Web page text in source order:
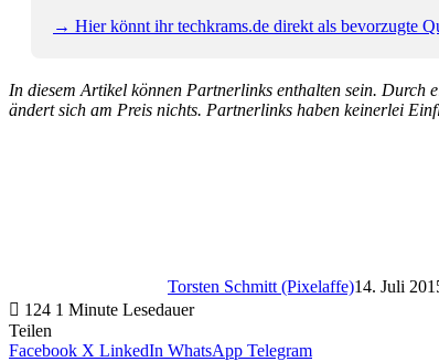
→ Hier könnt ihr techkrams.de direkt als bevorzugte
In diesem Artikel können Partnerlinks enthalten sein.
ändert sich am Preis nichts. Partnerlinks haben keinerlei
Torsten Schmitt (Pixelaffe)14. Juli
124 1 Minute Lesedauer
Teilen
Facebook X LinkedIn WhatsApp Telegram